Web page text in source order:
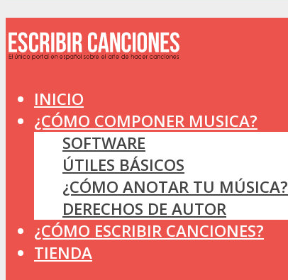
INICIO
¿CÓMO COMPONER MUSICA?
SOFTWARE
ÚTILES BÁSICOS
¿CÓMO ANOTAR TU MÚSICA?
DERECHOS DE AUTOR
¿CÓMO ESCRIBIR CANCIONES?
TIENDA